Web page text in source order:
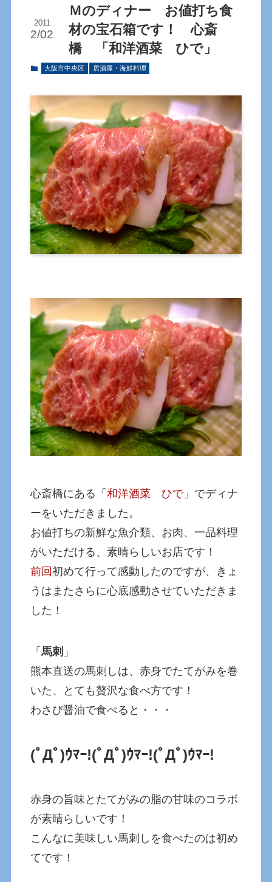
Ｍのディナー お値打ち食
材の宝石箱です！ 心斎
橋 「和洋酒菜 ひで」
2011
2/02
大阪市中央区 居酒屋・海鮮料理
心斎橋にある「和洋酒菜 ひで」でディナ
ーをいただきました。
お値打ちの新鮮な魚介類、お肉、一品料理
がいただける、素晴らしいお店です！
前回初めて行って感動したのですが、きょ
うはまたさらに心底感動させていただきま
した！
「馬刺 」
熊本直送の馬刺しは、赤身でたてがみを巻
いた、とても贅沢な食べ方です！
わさび醤油で食べると・・・
(ﾟДﾟ)ｳﾏｰ!(ﾟДﾟ)ｳﾏｰ!(ﾟДﾟ)ｳﾏｰ!
赤身の旨味とたてがみの脂の甘味のコラボ
が素晴らしいです！
こんなに美味しい馬刺しを食べたのは初め
てです！